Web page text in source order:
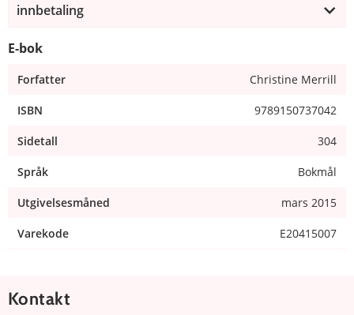
innbetaling
E-bok
Forfatter Christine Merrill
ISBN 9789150737042
Sidetall 304
Språk Bokmål
Utgivelsesmåned mars 2015
Varekode E20415007
Kontakt